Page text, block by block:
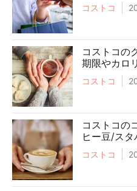
コストコ
コストコの
期限やカロ
コストコ
コストコの
ヒー豆/ス
コストコ